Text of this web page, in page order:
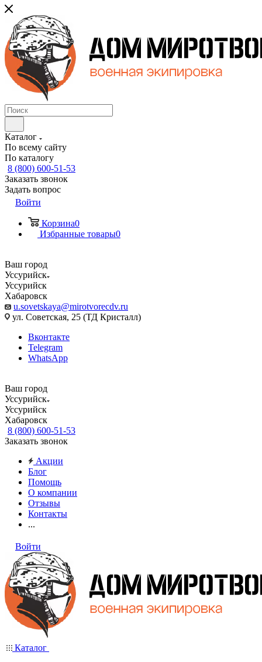
Каталог
По всему сайту
По каталогу
8 (800) 600-51-53
Заказать звонок
Задать вопрос
Войти
Корзина0
Избранные товары0
Ваш город
Уссурийск
Уссурийск
Хабаровск
u.sovetskaya@mirotvorecdv.ru
ул. Советская, 25 (ТД Кристалл)
Вконтакте
Telegram
WhatsApp
Ваш город
Уссурийск
Уссурийск
Хабаровск
8 (800) 600-51-53
Заказать звонок
Акции
Блог
Помощь
О компании
Отзывы
Контакты
...
Войти
Каталог